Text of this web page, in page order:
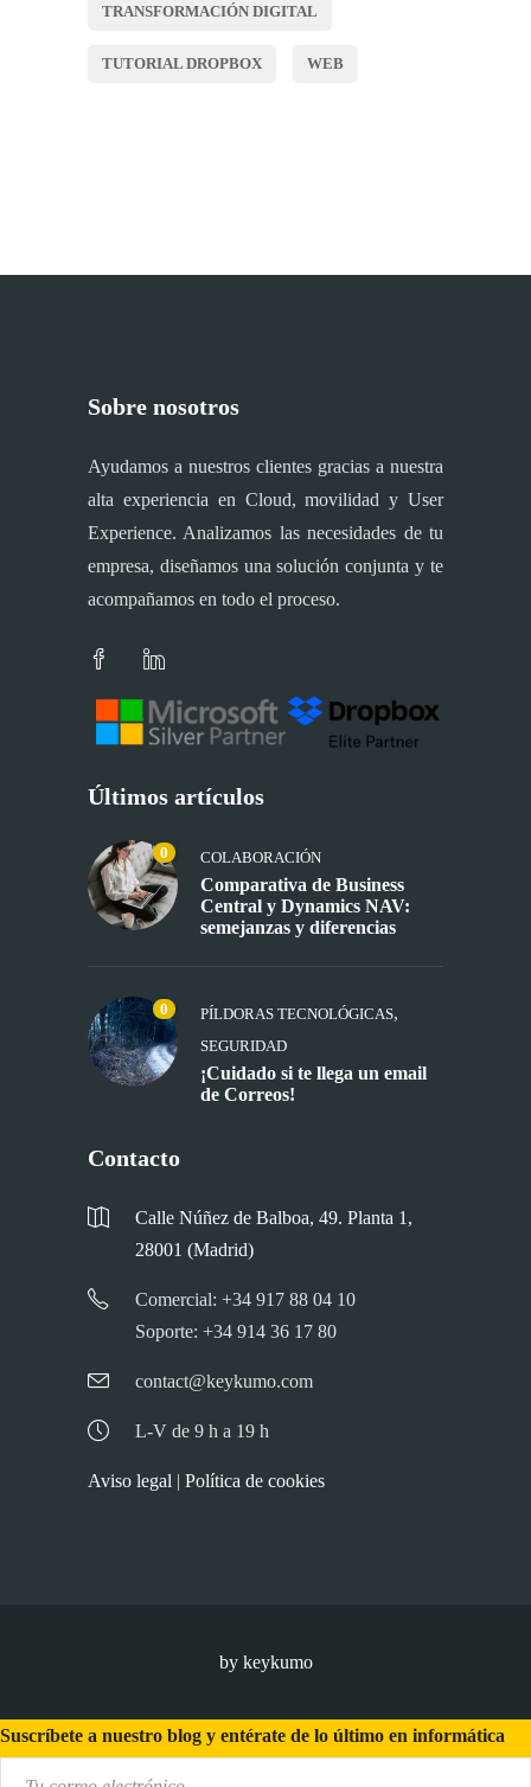
TRANSFORMACIÓN DIGITAL
TUTORIAL DROPBOX WEB
Sobre nosotros
Ayudamos a nuestros clientes gracias a nuestra
alta experiencia en Cloud, movilidad y User
Experience. Analizamos las necesidades de tu
empresa, diseñamos una solución conjunta y te
acompañamos en todo el proceso.
Últimos artículos
0 COLABORACIÓN
Comparativa de Business
Central y Dynamics NAV:
semejanzas y diferencias
0 PÍLDORAS TECNOLÓGICAS,
SEGURIDAD
¡Cuidado si te llega un email
de Correos!
Contacto
Calle Núñez de Balboa, 49. Planta 1,
28001 (Madrid)
Comercial: +34 917 88 04 10
Soporte: +34 914 36 17 80
contact@keykumo.com
L-V de 9 h a 19 h
Aviso legal | Política de cookies
by keykumo
Suscríbete a nuestro blog y entérate de lo último en informática